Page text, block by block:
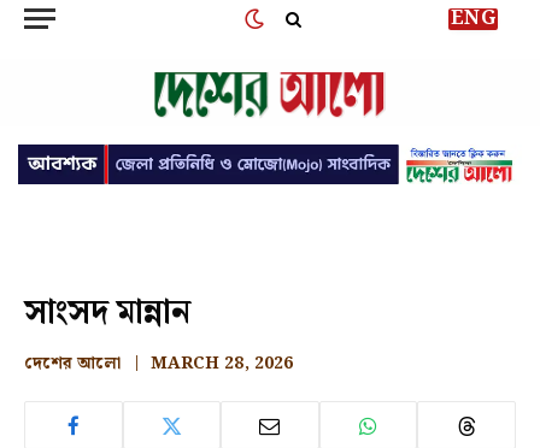
ENG
সাংসদ মান্নান
দেশের আলো MARCH 28, 2026